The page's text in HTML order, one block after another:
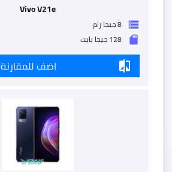
Vivo V21e
storage 8 جيجا رام
sd_storage 128 جيجا بايت
compare اضف للمقارنة